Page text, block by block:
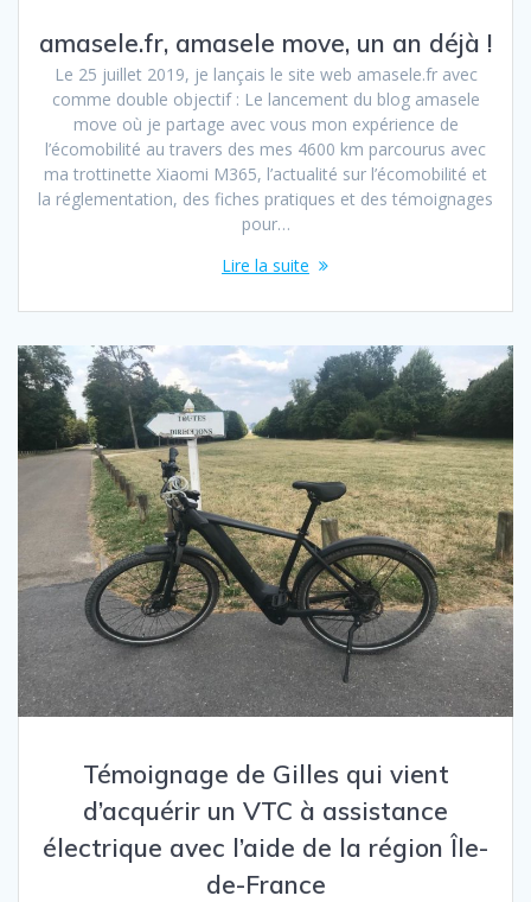
amasele.fr, amasele move, un an déjà !
Le 25 juillet 2019, je lançais le site web amasele.fr avec
comme double objectif : Le lancement du blog amasele
move où je partage avec vous mon expérience de
l’écomobilité au travers des mes 4600 km parcourus avec
ma trottinette Xiaomi M365, l’actualité sur l’écomobilité et
la réglementation, des fiches pratiques et des témoignages
pour…
Lire la suite
Témoignage de Gilles qui vient
d’acquérir un VTC à assistance
électrique avec l’aide de la région Île-
de-France